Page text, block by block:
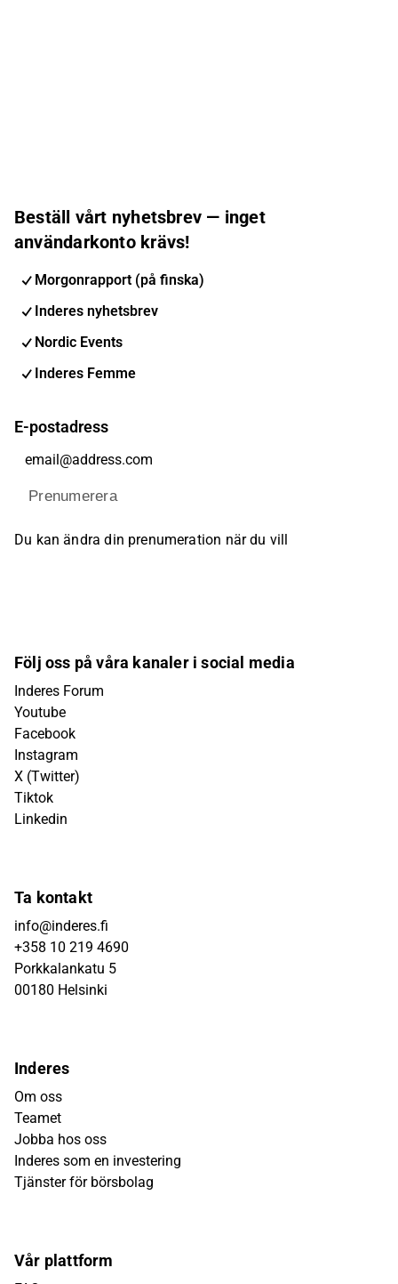
Beställ vårt nyhetsbrev — inget
användarkonto krävs!
Morgonrapport (på finska)
Inderes nyhetsbrev
Nordic Events
Inderes Femme
E-postadress
Prenumerera
Du kan ändra din prenumeration när du vill
Följ oss på våra kanaler i social media
Inderes Forum
Youtube
Facebook
Instagram
X (Twitter)
Tiktok
Linkedin
Ta kontakt
info@inderes.fi
+358 10 219 4690
Porkkalankatu 5
00180 Helsinki
Inderes
Om oss
Teamet
Jobba hos oss
Inderes som en investering
Tjänster för börsbolag
Vår plattform